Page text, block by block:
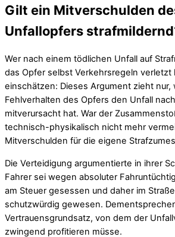
Gilt ein Mitverschulden
Unfallopfers
Wer nach einem tödlichen Unfall auf
das Opfer selbst Verkehrsregeln verletzt
einschätzen: Dieses Argument zieht nur,
Fehlverhalten des Opfers den Unfall
mitverursacht hat. War der
technisch-physikalisch nicht mehr
Mitverschulden für die eigene
Die Verteidigung argumentierte in ihrer
Fahrer sei wegen absoluter
am Steuer gesessen und daher im
schutzwürdig gewesen.
Vertrauensgrundsatz, von dem der
zwingend profitieren müsse.